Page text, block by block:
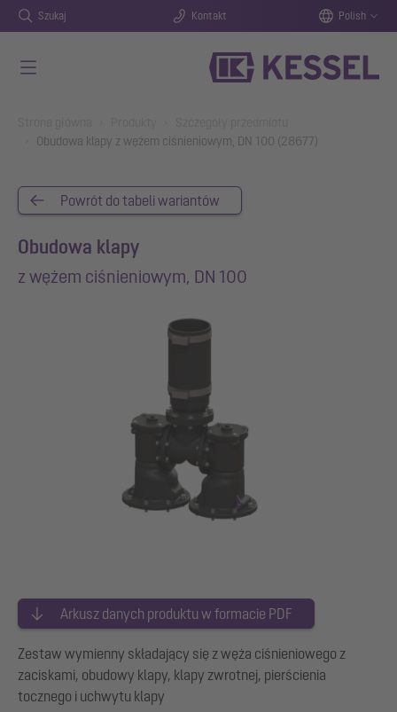
Szukaj Kontakt Polish
Obudowa klapy z wężem ciśnieniowym, DN 100 (28677)
Powrót do tabeli wariantów
Obudowa klapy
z wężem ciśnieniowym, DN 100
Arkusz danych produktu w formacie PDF
Zestaw wymienny składający się z węża ciśnieniowego z
zaciskami, obudowy klapy, klapy zwrotnej, pierścienia
tocznego i uchwytu klapy